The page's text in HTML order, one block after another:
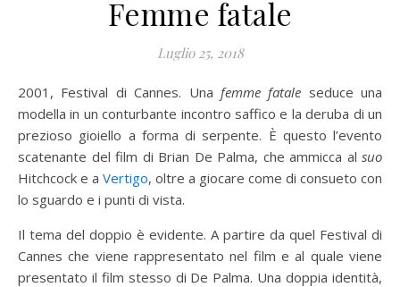
Femme fatale
Luglio 25, 2018
2001, Festival di Cannes. Una femme fatale seduce una
modella in un conturbante incontro saffico e la deruba di un
prezioso gioiello a forma di serpente. È questo l’evento
scatenante del film di Brian De Palma, che ammicca al suo
Hitchcock e a Vertigo, oltre a giocare come di consueto con
lo sguardo e i punti di vista.
Il tema del doppio è evidente. A partire da quel Festival di
Cannes che viene rappresentato nel film e al quale viene
presentato il film stesso di De Palma. Una doppia identità,